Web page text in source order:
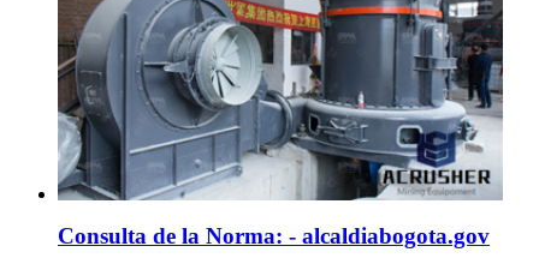
Consulta de la Norma: - alcaldiabogota.gov